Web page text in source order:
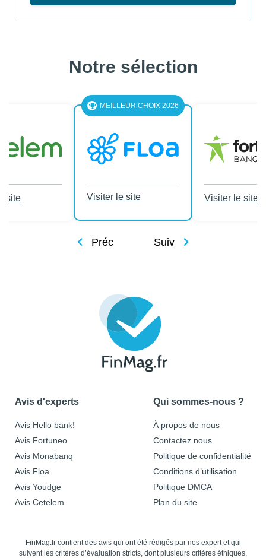
Notre sélection
site
MEILLEUR CHOIX 2026
Visiter le site Visiter le site
Préc Suiv
Avis d'experts
Avis Hello bank!
Avis Fortuneo
Avis Monabanq
Avis Floa
Avis Youdge
Avis Cetelem
Qui sommes-nous ?
À propos de nous
Contactez nous
Politique de confidentialité
Conditions d’utilisation
Politique DMCA
Plan du site
FinMag.fr contient des avis qui ont été rédigés par nos expert et qui
suivent les critères d’évaluation stricts, dont plusieurs critères éthiques,